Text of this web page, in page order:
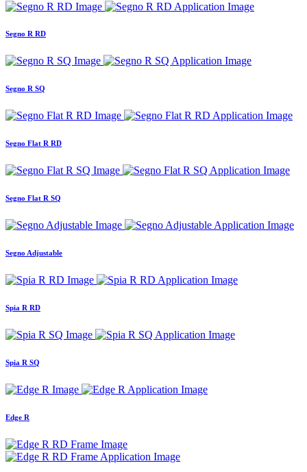
Segno R RD
Segno R SQ
Segno Flat R RD
Segno Flat R SQ
Segno Adjustable
Spia R RD
Spia R SQ
Edge R